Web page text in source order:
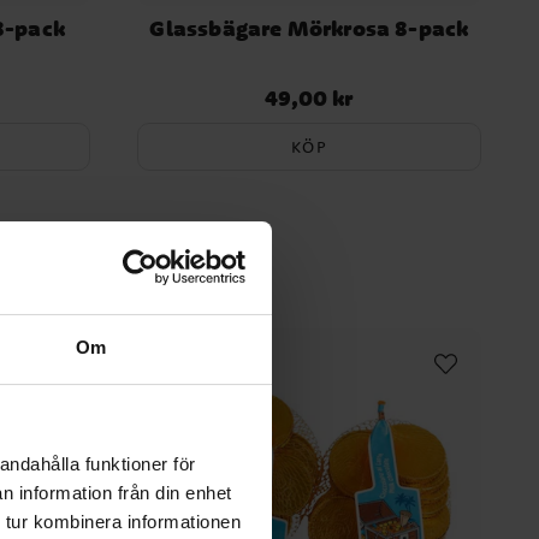
Om
funktioner för
information från din enhet
kombinera informationen
pack Glassbägare Mörkrosa 8-pack
Pris:49,00 kr
49,00 kr
KÖP